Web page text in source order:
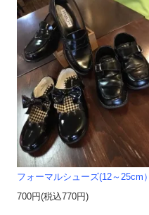
フォーマルシューズ(12～25cm）
700円(税込770円)